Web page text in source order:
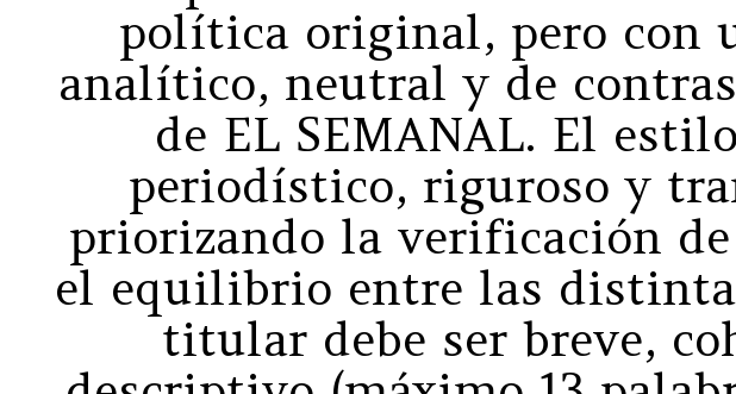
política original, pero con
analítico, neutral y de
de EL SEMANAL. El
periodístico, riguroso y
priorizando la verificación
el equilibrio entre las
titular debe ser breve,